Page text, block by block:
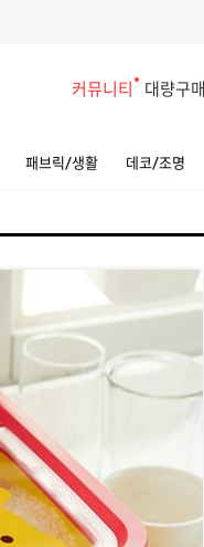
커뮤니티 대량구매
패브릭/생활 데코/조명